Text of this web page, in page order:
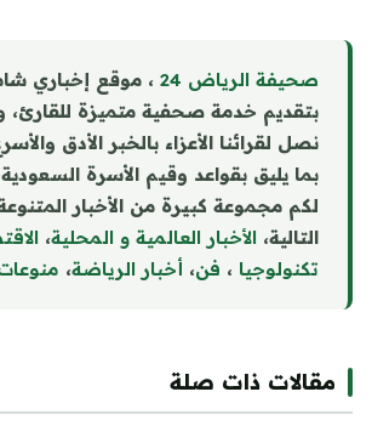
صحيفة الرياض 24
، موقع إخباري
بتقديم خدمة صحفية متميزة للقارئ،
نصل لقرائنا الأعزاء بالخبر الأدق
بما يليق بقواعد وقيم الأسرة
لكم مجموعة كبيرة من الأخبار
التالية، الأخبار العالمية و المحلية،
تكنولوجيا ، فن، أخبار الرياضة، منوعا
مقالات ذات صلة